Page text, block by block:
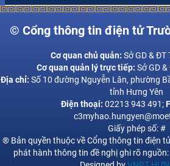
© Cổng thông tin điện tử
Cơ quan chủ quản: Sở GD & ĐT
Cơ quan quản lý trực tiếp: Sở GD
Địa chỉ: Số 10 đường Nguyễn Lân, phường
tỉnh Hưng Yên
Điện thoại: 02213 943 491;
Giấy phép số: #
® Bản quyền thuộc về Cổng thông tin điện
phát hành thông tin đề nghị ghi rõ nguồn: